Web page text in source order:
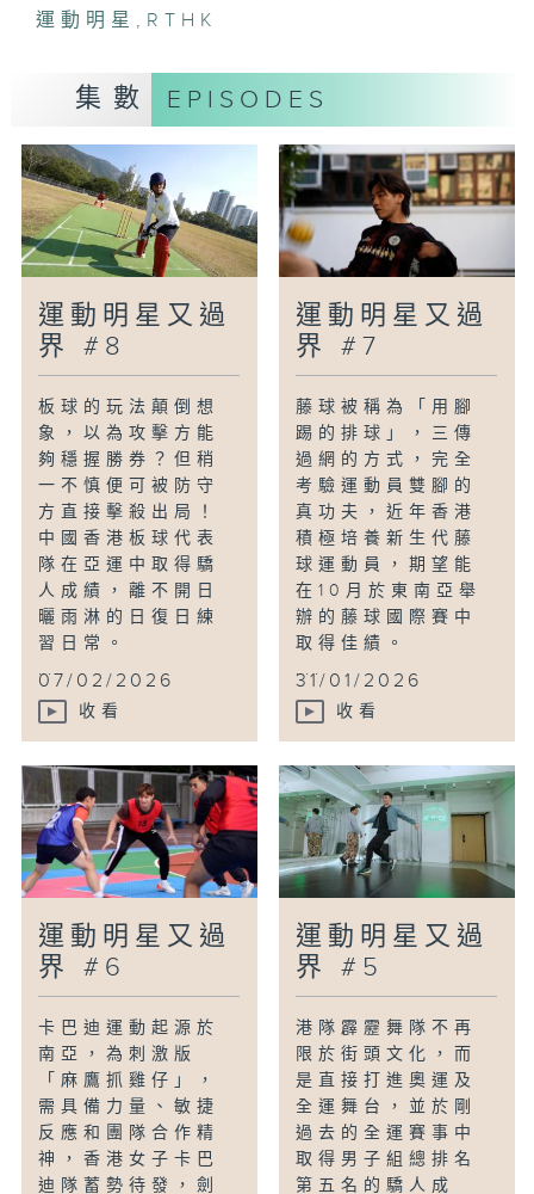
運動明星 , RTHK
集數 EPISODES
運動明星又過
界 #8
板球的玩法顛倒想
象，以為攻擊方能
夠穩握勝券？但稍
一不慎便可被防守
方直接擊殺出局！
中國香港板球代表
隊在亞運中取得驕
人成績，離不開日
曬雨淋的日復日練
習日常。
...
07/02/2026
收看
運動明星又過
界 #7
藤球被稱為「用腳
踢的排球」，三傳
過網的方式，完全
考驗運動員雙腳的
真功夫，近年香港
積極培養新生代藤
球運動員，期望能
在10月於東南亞舉
辦的藤球國際賽中
取得佳績。
...
31/01/2026
收看
運動明星又過
界 #6
卡巴迪運動起源於
南亞，為刺激版
「麻鷹抓雞仔」，
需具備力量、敏捷
反應和團隊合作精
神，香港女子卡巴
迪隊蓄勢待發，劍
運動明星又過
界 #5
港隊霹靂舞隊不再
限於街頭文化，而
是直接打進奧運及
全運舞台，並於剛
過去的全運賽事中
取得男子組總排名
第五名的驕人成